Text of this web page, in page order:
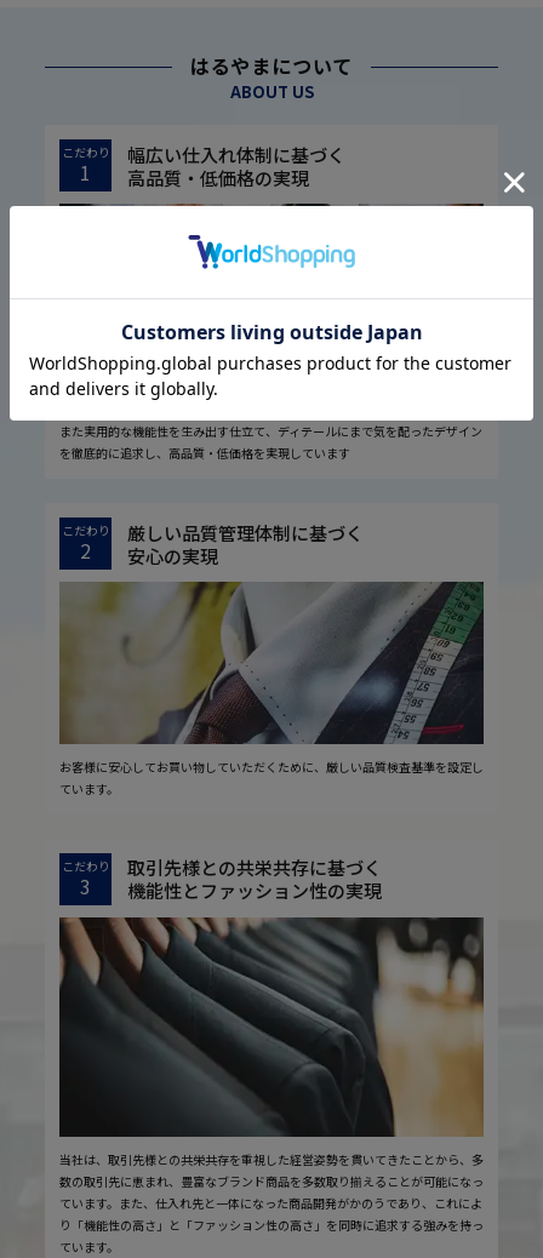
はるやまについて
ABOUT US
こだわり
1
幅広い仕入れ体制に基づく
高品質・低価格の実現
1974年の設立以来培ってきた圧倒的な流通経路を駆使し、大量仕入れや国内
また実用的な機能性を生み出す仕立て、ディテールにまで気を配ったデザイン
を徹底的に追求し、高品質・低価格を実現しています
こだわり
2
厳しい品質管理体制に基づく
安心の実現
お客様に安心してお買い物していただくために、厳しい品質検査基準を設定し
ています。
こだわり
3
取引先様との共栄共存に基づく
機能性とファッション性の実現
当社は、取引先様との共栄共存を重視した経営姿勢を貫いてきたことから、多
数の取引先に恵まれ、豊富なブランド商品を多数取り揃えることが可能になっ
ています。また、仕入れ先と一体になった商品開発がかのうであり、これによ
り「機能性の高さ」と「ファッション性の高さ」を同時に追求する強みを持っ
ています。